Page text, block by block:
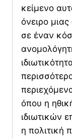
κείμενο
όνειρο
σε έναν
όπου η
ιδιωτικών
η πολιτική